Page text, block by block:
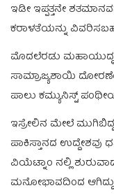
ಇಡೀ ಇಪ್ಪತ್ತನೇ
ಕರಾಳತೆಯನ್ನು
ಮೊದಲೆರಡು
ಸಾಮ್ರಾಜ್ಯಶಾಯಿ
ಪಾಲು ಕಮ್ಯುನಿಸ್ಟ್
ಇಸ್ರೇಲಿನ ಮೇಲೆ
ಪಾಕಿಸ್ತಾನದ
ವಿಯೆಟ್ನಾಂ ನಲ್ಲಿ
ಮನೋಭಾವದಿಂದ